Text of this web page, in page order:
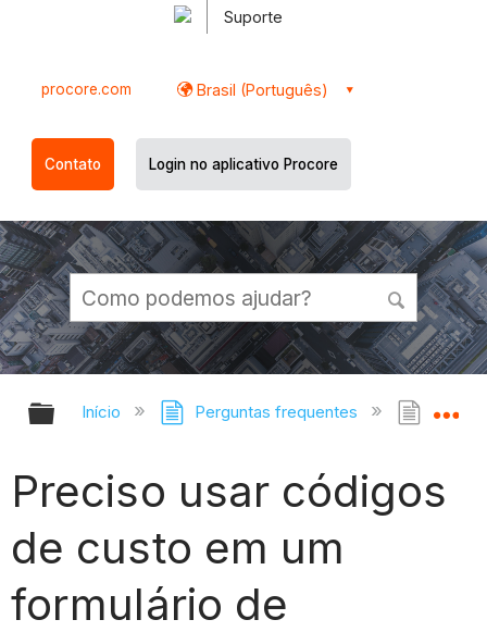
Suporte
procore.com Brasil (Português)
Contato Login no aplicativo Procore
Expandir/recolher hierarquia
Início Perguntas frequentes
Preciso usar códigos
de custo em um
formulário de